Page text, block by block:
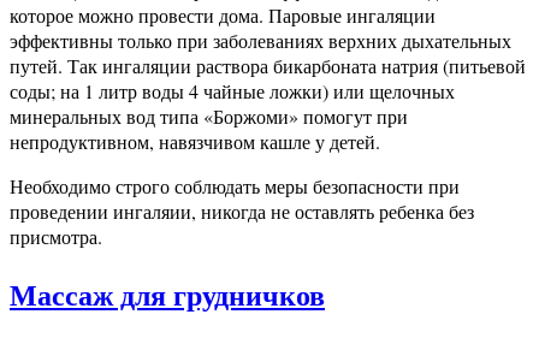
которое можно провести дома. Паровые ингаляции
эффективны только при заболеваниях верхних дыхательных
путей. Так ингаляции раствора бикарбоната натрия (питьевой
соды; на 1 литр воды 4 чайные ложки) или щелочных
минеральных вод типа «Боржоми» помогут при
непродуктивном, навязчивом кашле у детей.
Необходимо строго соблюдать меры безопасности при
проведении ингаляии, никогда не оставлять ребенка без
присмотра.
Массаж для грудничков